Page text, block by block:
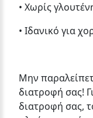
• Χωρίς
• Ιδανικό για
Μην
διατροφή σας!
διατροφή σας,